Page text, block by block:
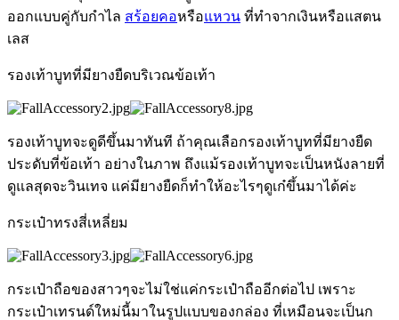
ออกแบบคู่กับกำไล สร้อยคอหรือแหวน ที่ทำจากเงินหรือแสตน
เลส
รองเท้าบูทที่มียางยืดบริเวณข้อเท้า
รองเท้าบูทจะดูดีขึ้นมาทันที ถ้าคุณเลือกรองเท้าบูทที่มียางยืด
ประดับที่ข้อเท้า อย่างในภาพ ถึงแม้รองเท้าบูทจะเป็นหนังลายที่
ดูแลสุดจะวินเทจ แค่มียางยืดก็ทำให้อะไรๆดูเก๋ขึ้นมาได้ค่ะ
กระเป๋าทรงสี่เหลี่ยม
กระเป๋าถือของสาวๆจะไม่ใช่แค่กระเป๋าถืออีกต่อไป เพราะ
กระเป๋าเทรนด์ใหม่นี้มาในรูปแบบของกล่อง ที่เหมือนจะเป็นก